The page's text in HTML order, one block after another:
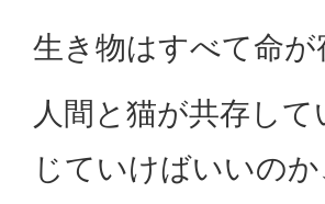
生き物はすべて命
人間と猫が共存し
じていけばいいの